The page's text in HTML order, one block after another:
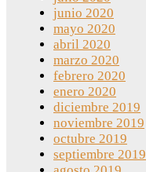
junio 2020
mayo 2020
abril 2020
marzo 2020
febrero 2020
enero 2020
diciembre 2019
noviembre 2019
octubre 2019
septiembre 2019